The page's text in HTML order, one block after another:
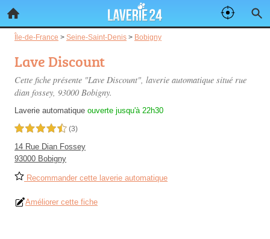
Île-de-France > Seine-Saint-Denis > Bobigny
Lave Discount
Cette fiche présente "Lave Discount", laverie automatique situé rue
dian fossey, 93000 Bobigny.
Laverie automatique ouverte jusqu'à 22h30
4,5 étoiles sur 5 (3)
14 Rue Dian Fossey
93000 Bobigny
Recommander cette laverie automatique
Améliorer cette fiche